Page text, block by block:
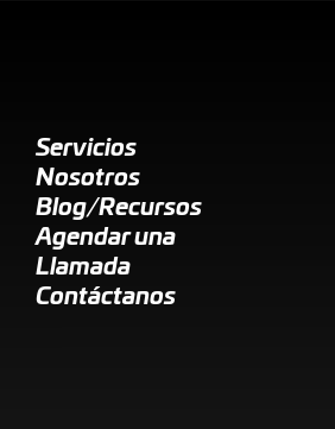
Servicios
Nosotros
Blog/Recursos
Agendar una
Llamada
Contáctanos